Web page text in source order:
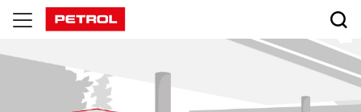
Prodajna
mjesta